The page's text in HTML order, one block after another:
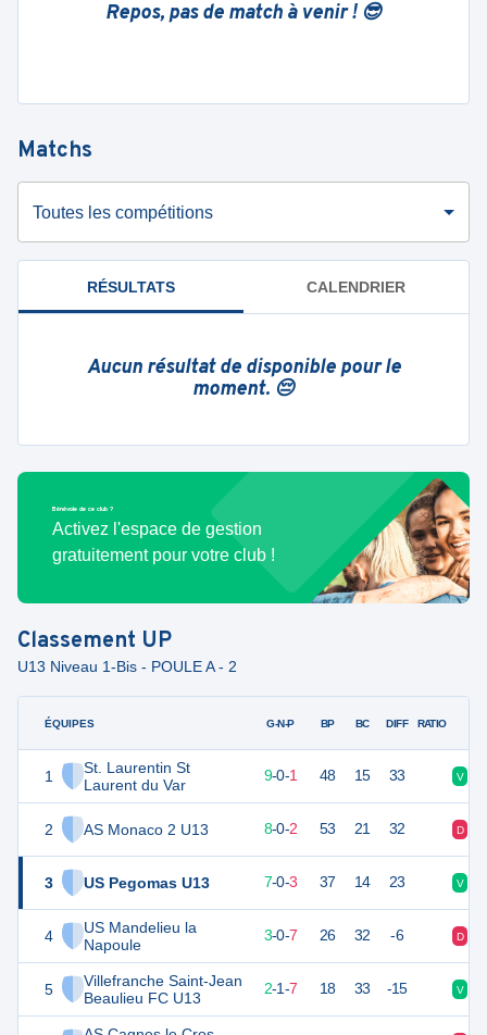
Repos, pas de match à venir ! 😎
Matchs
Toutes les compétitions
RÉSULTATS CALENDRIER
Aucun résultat de disponible pour le
moment. 😔
Bénévole de ce club ?
Activez l'espace de gestion
gratuitement pour votre club !
Classement UP
U13 Niveau 1-Bis - POULE A - 2
ÉQUIPES
1
St. Laurentin St
Laurent du Var
2 AS Monaco 2 U13
3 US Pegomas U13
4
US Mandelieu la
Napoule
5
Villefranche Saint-Jean
Beaulieu FC U13
G-N-P BP BC DIFF RATIO
9-0-1 48 15 33 V
24 8-0-2 53 21 32 D
21 7-0-3 37 14 23 V
9 3-0-7 26 32 -6 D
6 10 2-1-7 18 33 -15 V